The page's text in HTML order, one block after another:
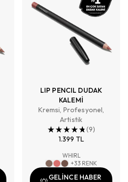
LIP PENCIL DUDAK
KALEMİ
Kremsi, Profesyonel,
Artistik
(9)
1.399 TL
WHIRL
+33 RENK
GELİNCE HABER